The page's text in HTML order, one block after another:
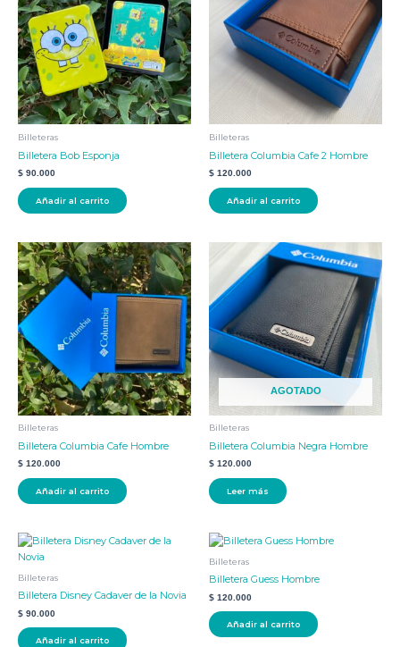
Billeteras
Billetera Bob Esponja
$ 90.000
Añadir al carrito
Billeteras
Billetera Columbia Cafe 2 Hombre
$ 120.000
Añadir al carrito
Billeteras
Billetera Columbia Cafe Hombre
$ 120.000
Añadir al carrito
AGOTADO
Billeteras
Billetera Columbia Negra Hombre
$ 120.000
Leer más
Billeteras
Billetera Disney Cadaver de la Novia
$ 90.000
Añadir al carrito
Billeteras
Billetera Guess Hombre
$ 120.000
Añadir al carrito